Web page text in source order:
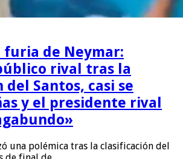
furia de Neymar:
rival tras la
Santos, casi se
y el presidente rival
una polémica tras la clasificación del